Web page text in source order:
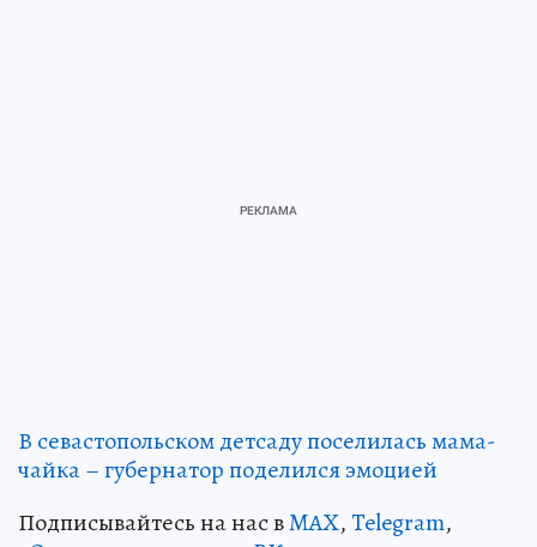
В севастопольском детсаду поселилась мама-
чайка – губернатор поделился эмоцией
Подписывайтесь на нас вMAX,Telegram,